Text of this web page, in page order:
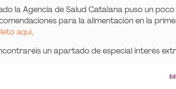
la Agencia de Salud Catalana puso un
para la alimentación en la
aquí,
un apartado de especial interés